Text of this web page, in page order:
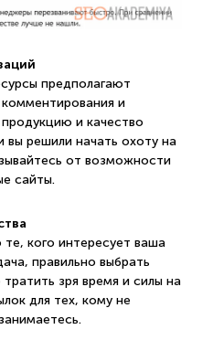
предполагают
и
и качество
вы решили начать охоту на
от возможности
сайты.
кого интересует ваша
правильно выбрать
зря время и силы на
для тех, кому не